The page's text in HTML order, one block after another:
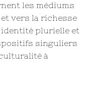
les médiums
vers la richesse
identité plurielle et
singuliers
à